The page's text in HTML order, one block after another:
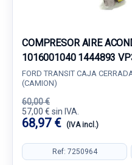
COMPRESOR AIRE
1016001040 1444893
FORD TRANSIT CAJA
(CAMION)
60,00 €
57,00 € sin IVA.
68,97 € (IVA incl.)
Ref: 7250964